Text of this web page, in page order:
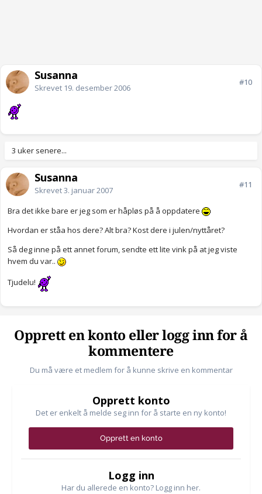
Susanna
Skrevet 19. desember 2006
#10
3 uker senere...
Susanna
Skrevet3. januar 2007
#11
Bra det ikke bare er jeg som er håpløs på å oppdatere
Hvordan er ståa hos dere? Alt bra? Kost dere i julen/nyttåret?
Så deg inne på ett annet forum, sendte ett lite vink på at jeg viste
hvem du var..
Tjudelu!
Opprett en konto eller logg inn for å
kommentere
Du må være et medlem for å kunne skrive en kommentar
Opprett konto
Det er enkelt å melde seg inn for å starte en ny konto!
Opprett en konto
Logg inn
Har du allerede en konto? Logg inn her.